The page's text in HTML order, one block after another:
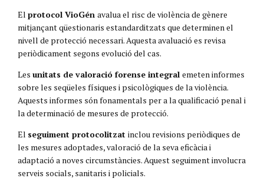
El protocol VioGén avalua el risc de violència de gènere
mitjançant qüestionaris estandarditzats que determinen el
nivell de protecció necessari. Aquesta avaluació es revisa
periòdicament segons evolució del cas.
Les unitats de valoració forense integral emeten informes
sobre les seqüeles físiques i psicològiques de la violència.
Aquests informes són fonamentals per a la qualificació penal i
la determinació de mesures de protecció.
El seguiment protocolitzat inclou revisions periòdiques de
les mesures adoptades, valoració de la seva eficàcia i
adaptació a noves circumstàncies. Aquest seguiment involucra
serveis socials, sanitaris i policials.